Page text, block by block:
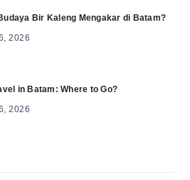
Bir Kaleng Mengakar di Batam?
2026
in Batam: Where to Go?
2026